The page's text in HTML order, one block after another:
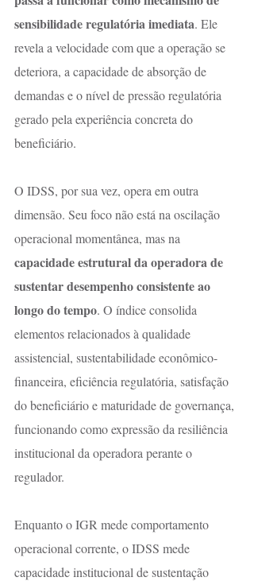
sensibilidade regulatória imediata. Ele
revela a velocidade com que a operação se
deteriora, a capacidade de absorção de
demandas e o nível de pressão regulatória
gerado pela experiência concreta do
beneficiário.
O IDSS, por sua vez, opera em outra
dimensão. Seu foco não está na oscilação
operacional momentânea, mas na
capacidade estrutural da operadora de
sustentar desempenho consistente ao
longo do tempo. O índice consolida
elementos relacionados à qualidade
assistencial, sustentabilidade econômico-
financeira, eficiência regulatória, satisfação
do beneficiário e maturidade de governança,
funcionando como expressão da resiliência
institucional da operadora perante o
regulador.
Enquanto o IGR mede comportamento
operacional corrente, o IDSS mede
capacidade institucional de sustentação